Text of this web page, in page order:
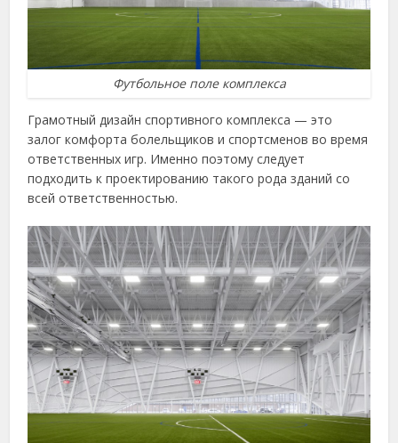
Футбольное поле комплекса
Грамотный дизайн спортивного комплекса — это
залог комфорта болельщиков и спортсменов во время
ответственных игр. Именно поэтому следует
подходить к проектированию такого рода зданий со
всей ответственностью.